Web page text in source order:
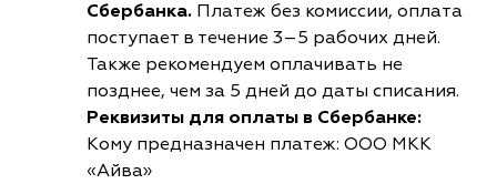
Сбербанка. Платеж без комиссии, оплата
поступает в течение 3–5 рабочих дней.
Также рекомендуем оплачивать не
позднее, чем за 5 дней до даты списания.
Реквизиты для оплаты в Сбербанке:
Кому предназначен платеж: ООО МКК
«Айва»